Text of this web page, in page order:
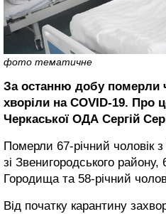
фото тематичне
За останню добу померли
хворіли на COVID-19. Про
Черкаської ОДА Сергій
Померли 67-річний чоловік
зі Звенигородського району,
Городища та 58-річний
Від початку карантину